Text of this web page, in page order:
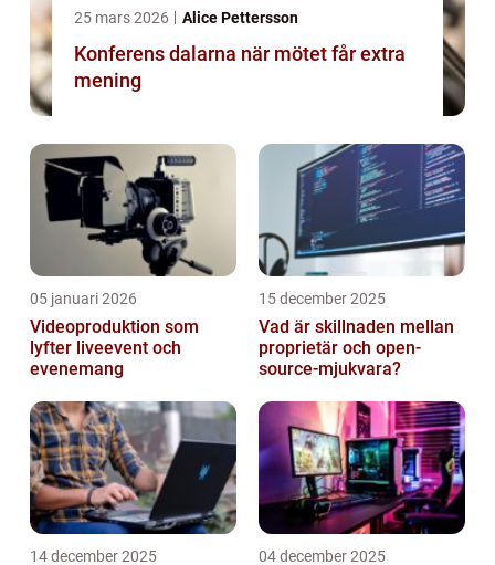
25 mars 2026 Alice Pettersson
Konferens dalarna när mötet får extra
mening
05 januari 2026
Videoproduktion som
lyfter liveevent och
evenemang
15 december 2025
Vad är skillnaden mellan
proprietär och open-
source-mjukvara?
14 december 2025 04 december 2025